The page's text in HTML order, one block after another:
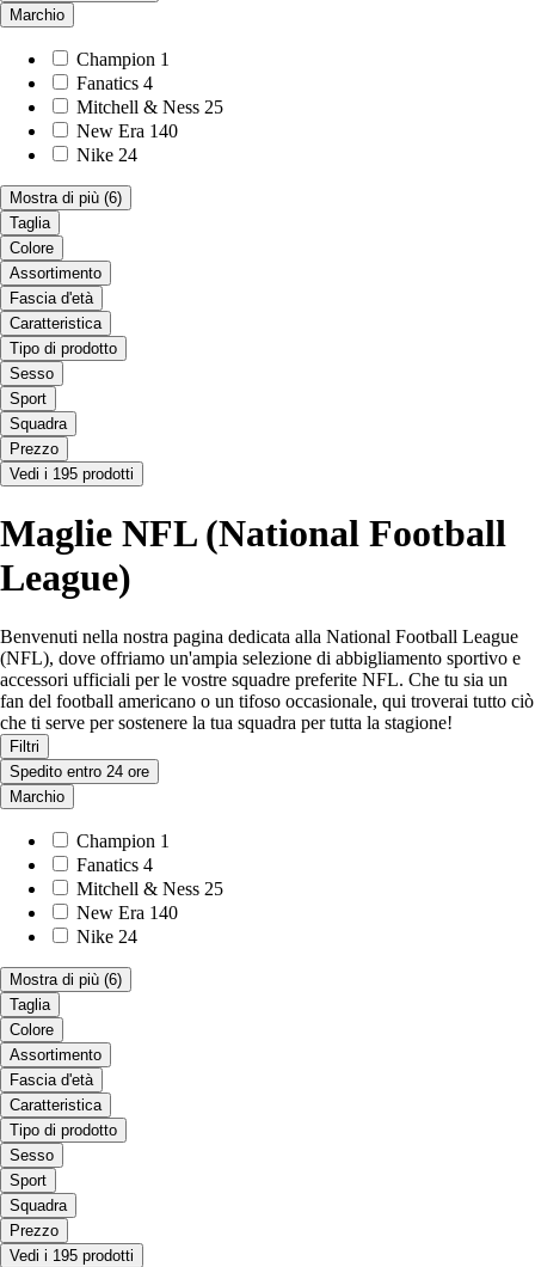
Marchio
Champion 1
Fanatics 4
Mitchell & Ness 25
New Era 140
Nike 24
Mostra di più (6)
Taglia
Colore
Assortimento
Fascia d'età
Caratteristica
Tipo di prodotto
Sesso
Sport
Squadra
Prezzo
Vedi i 195 prodotti
Maglie NFL (National Football
League)
Benvenuti nella nostra pagina dedicata alla National Football League
(NFL), dove offriamo un'ampia selezione di abbigliamento sportivo e
accessori ufficiali per le vostre squadre preferite NFL. Che tu sia un
fan del football americano o un tifoso occasionale, qui troverai tutto ciò
che ti serve per sostenere la tua squadra per tutta la stagione!
Filtri
Spedito entro 24 ore
Marchio
Champion 1
Fanatics 4
Mitchell & Ness 25
New Era 140
Nike 24
Mostra di più (6)
Taglia
Colore
Assortimento
Fascia d'età
Caratteristica
Tipo di prodotto
Sesso
Sport
Squadra
Prezzo
Vedi i 195 prodotti